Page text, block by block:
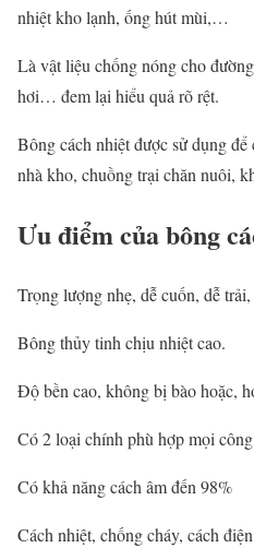
nhiệt kho lạnh, ống hút mùi,…
Là vật liệu chống nóng cho
hơi… đem lại hiểu quả rõ rệt.
Bông cách nhiệt được sử dụng
nhà kho, chuồng trại chăn nuôi,
Ưu điểm của bông
Trọng lượng nhẹ, dễ cuốn, dễ
Bông thủy tinh chịu nhiệt cao.
Độ bền cao, không bị bào hoặc,
Có 2 loại chính phù hợp mọi
Có khả năng cách âm đến 98%
Cách nhiệt, chống cháy, cách